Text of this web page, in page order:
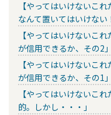
【やってはいけないこ
なんて置いてはいけない
【やってはいけないこ
が信用できるか、その2」
【やってはいけないこ
が信用できるか、その1」
【やってはいけないこ
的。しかし・・・」